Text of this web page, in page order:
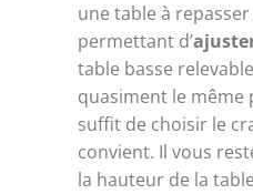
une table à
permettant d’
table basse
quasiment le même
suffit de choisir le
convient. Il vous
la hauteur de la